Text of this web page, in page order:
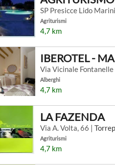
SP Presicce Lido
Agriturismi
4,7 km
IBEROTEL -
Via Vicinale Fontanelle
Alberghi
4,7 km
LA FAZENDA
Via A. Volta, 66 |
Agriturismi
4,7 km